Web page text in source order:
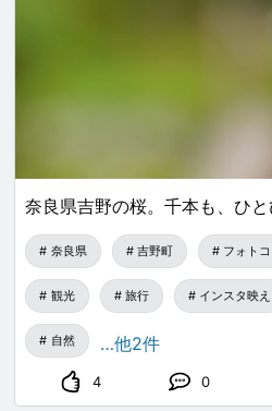
奈良県吉野の桜。千本も、ひと
奈良県 吉野町 フォト
観光 旅行 インスタ映え
自然 …他2件
4 0